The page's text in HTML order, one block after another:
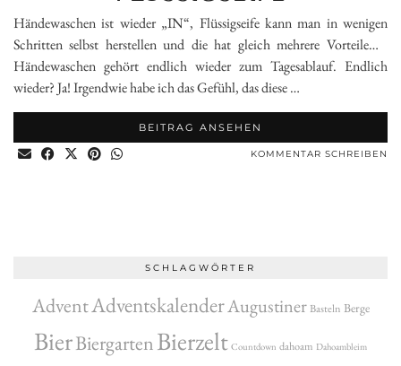
Händewaschen ist wieder „IN“, Flüssigseife kann man in wenigen
Schritten selbst herstellen und die hat gleich mehrere Vorteile…
Händewaschen gehört endlich wieder zum Tagesablauf. Endlich
wieder? Ja! Irgendwie habe ich das Gefühl, das diese …
BEITRAG ANSEHEN
KOMMENTAR SCHREIBEN
SCHLAGWÖRTER
AdventAdventskalenderAugustiner Basteln Berge
BierBiergartenBierzelt Countdown dahoam Dahoambleim